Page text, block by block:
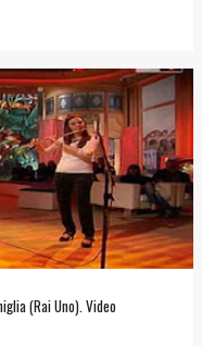
(Rai Uno). Video